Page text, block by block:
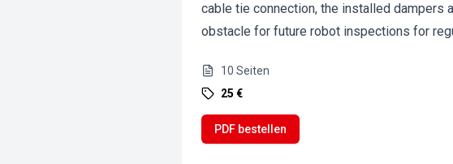
cable tie connection, the installed dampers
obstacle for future robot inspections for
10 Seiten
25 €
PDF bestellen